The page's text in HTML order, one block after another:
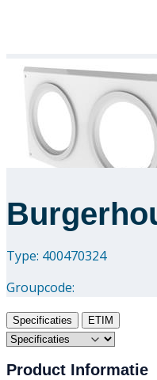
Type: 400470324
Groupcode:
Specificaties ETIM
Product Informatie